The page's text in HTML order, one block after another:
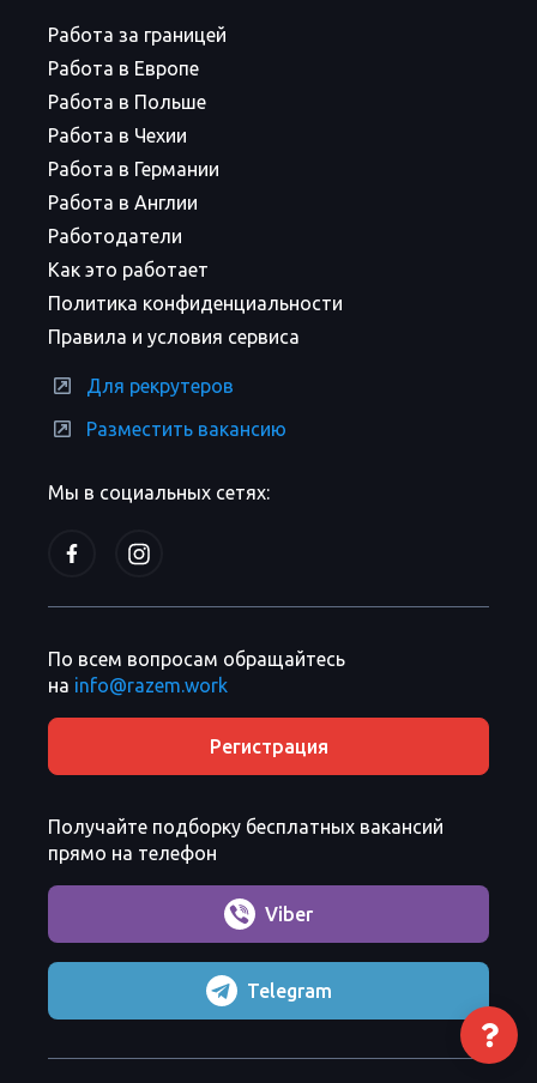
Мы в социальных сетях:
Работа за границей
Работа в Европе
Работа в Польше
Работа в Чехии
Работа в Германии
Работа в Англии
Работодатели
Как это работает
Политика конфиденциальности
Правила и условия сервиса
Для рекрутеров
Разместить вакансию
По всем вопросам обращайтесь
на info@razem.work
Регистрация
Получайте подборку бесплатных вакансий
прямо на телефон
Viber
Telegram